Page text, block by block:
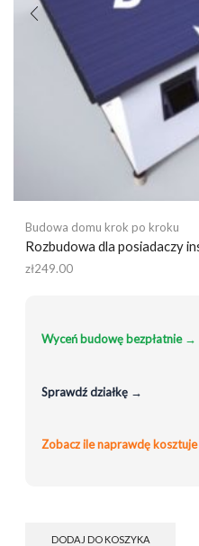
Budowa domu krok po kroku
Rozbudowa dla posiadaczy
zł249.00
Wyceń budowę bezpłatnie →
Sprawdź działkę →
Zobacz ile naprawdę
DODAJ DO KOSZYKA